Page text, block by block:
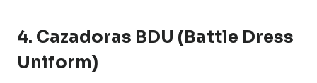
4. Cazadoras BDU (Battle Dress
Uniform)